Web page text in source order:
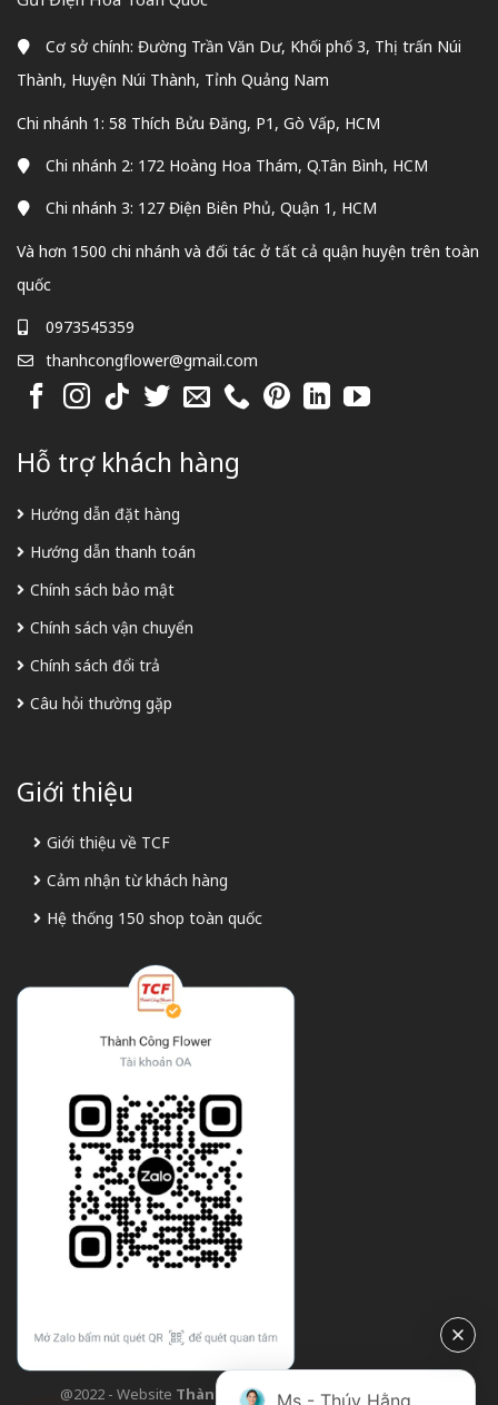
Cơ sở chính: Đường Trần Văn Dư, Khối phố 3, Thị trấn Núi
Thành, Huyện Núi Thành, Tỉnh Quảng Nam
Chi nhánh 1: 58 Thích Bửu Đăng, P1, Gò Vấp, HCM
Chi nhánh 2: 172 Hoàng Hoa Thám, Q.Tân Bình, HCM
Chi nhánh 3: 127 Điện Biên Phủ, Quận 1, HCM
Và hơn 1500 chi nhánh và đối tác ở tất cả quận huyện trên toàn
quốc
0973545359
thanhcongflower@gmail.com
Hỗ trợ khách hàng
Hướng dẫn đặt hàng
Hướng dẫn thanh toán
Chính sách bảo mật
Chính sách vận chuyển
Chính sách đổi trả
Câu hỏi thường gặp
Giới thiệu
Giới thiệu về TCF
Cảm nhận từ khách hàng
Hệ thống 150 shop toàn quốc
@2022 - Website Thành Công Flower| Design bởi
Ms - Thúy Hằng